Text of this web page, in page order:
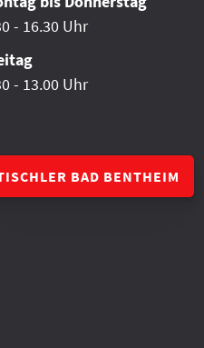
- 16.30 Uhr
- 13.00 Uhr
BAD BENTHEIM